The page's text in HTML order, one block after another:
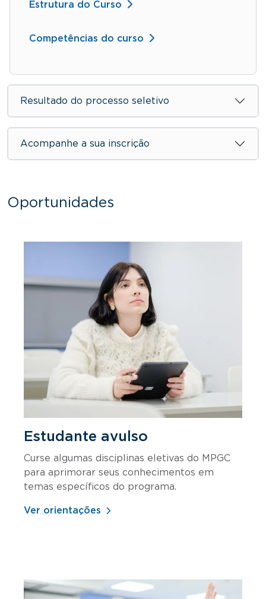
Estrutura do Curso
Competências do curso
Resultado do processo seletivo
Acompanhe a sua inscrição
Oportunidades
Estudante avulso
Curse algumas disciplinas eletivas do MPGC
para aprimorar seus conhecimentos em
temas específicos do programa.
Ver orientações